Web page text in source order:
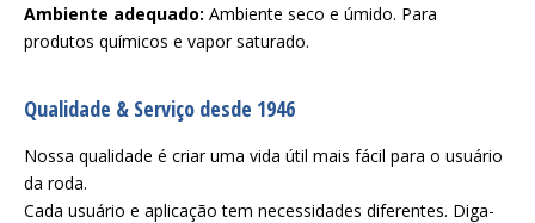
Ambiente adequado: Ambiente seco e úmido. Para
produtos químicos e vapor saturado.
Qualidade & Serviço desde 1946
Nossa qualidade é criar uma vida útil mais fácil para o usuário
da roda.
Cada usuário e aplicação tem necessidades diferentes. Diga-